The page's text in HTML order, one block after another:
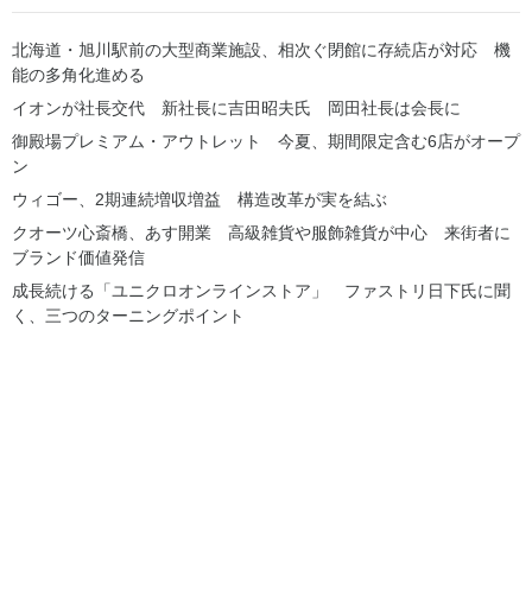
北海道・旭川駅前の大型商業施設、相次ぐ閉館に存続店が対応 機
能の多角化進める
イオンが社長交代 新社長に吉田昭夫氏 岡田社長は会長に
御殿場プレミアム・アウトレット 今夏、期間限定含む6店がオープ
ン
ウィゴー、2期連続増収増益 構造改革が実を結ぶ
クオーツ心斎橋、あす開業 高級雑貨や服飾雑貨が中心 来街者に
ブランド価値発信
成長続ける「ユニクロオンラインストア」 ファストリ日下氏に聞
く、三つのターニングポイント